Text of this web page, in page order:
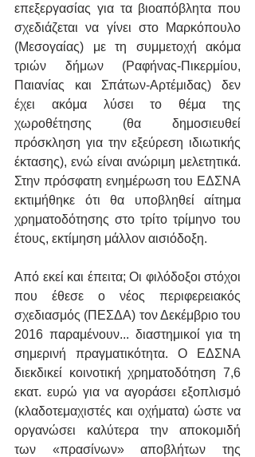
επεξεργασίας για τα βιοαπόβλητα που
σχεδιάζεται να γίνει στο Μαρκόπουλο
(Μεσογαίας) με τη συμμετοχή ακόμα
τριών δήμων (Ραφήνας-Πικερμίου,
Παιανίας και Σπάτων-Αρτέμιδας) δεν
έχει ακόμα λύσει το θέμα της
χωροθέτησης (θα δημοσιευθεί
πρόσκληση για την εξεύρεση ιδιωτικής
έκτασης), ενώ είναι ανώριμη μελετητικά.
Στην πρόσφατη ενημέρωση του ΕΔΣΝΑ
εκτιμήθηκε ότι θα υποβληθεί αίτημα
χρηματοδότησης στο τρίτο τρίμηνο του
έτους, εκτίμηση μάλλον αισιόδοξη.
Από εκεί και έπειτα; Οι φιλόδοξοι στόχοι
που έθεσε ο νέος περιφερειακός
σχεδιασμός (ΠΕΣΔΑ) τον Δεκέμβριο του
2016 παραμένουν... διαστημικοί για τη
σημερινή πραγματικότητα. Ο ΕΔΣΝΑ
διεκδικεί κοινοτική χρηματοδότηση 7,6
εκατ. ευρώ για να αγοράσει εξοπλισμό
(κλαδοτεμαχιστές και οχήματα) ώστε να
οργανώσει καλύτερα την αποκομιδή
των «πρασίνων» αποβλήτων της